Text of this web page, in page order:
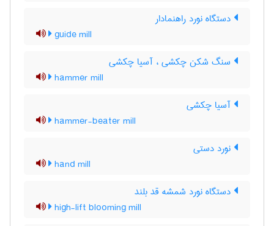
دستگاه نورد راهنمادار
guide mill
سنگ شکن چکشی ، آسیا چکشی
hammer mill
آسیا چکشی
hammer-beater mill
نورد دستی
hand mill
دستگاه نورد شمشه قد بلند
high-lift blooming mill